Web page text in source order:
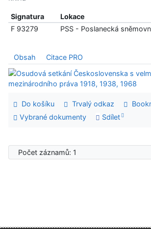
Signatura Lokace
F 93279
PSS - Poslanecká
Obsah Citace PRO
Do košíku Trvalý odkaz
Vybrané dokumenty
Sdílet
Počet záznamů: 1